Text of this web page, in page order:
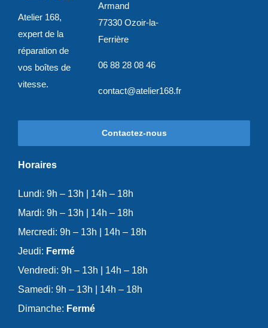
Atelier 168,
expert de la
réparation de
vos boîtes de
vitesse.
Armand
77330 Ozoir-la-
Ferrière
06 88 28 08 46
contact@atelier168.fr
Contactez-nous
Horaires
Lundi: 9h – 13h | 14h – 18h
Mardi: 9h – 13h | 14h – 18h
Mercredi: 9h – 13h | 14h – 18h
Jeudi: Fermé
Vendredi: 9h – 13h | 14h – 18h
Samedi: 9h – 13h | 14h – 18h
Dimanche: Fermé